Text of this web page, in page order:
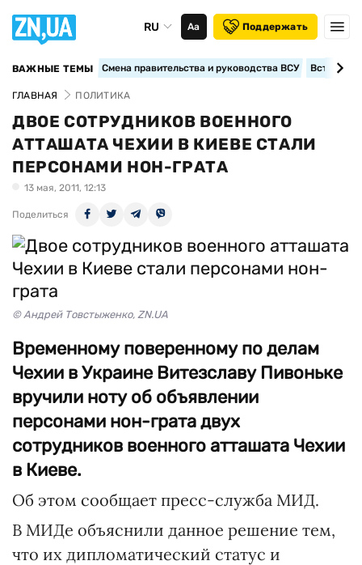
RU Аа Поддержать
ВАЖНЫЕ ТЕМЫ Смена правительства и руководства ВСУ
ГЛАВНАЯ ПОЛИТИКА
ДВОЕ СОТРУДНИКОВ ВОЕННОГО
АТТАШАТА ЧЕХИИ В КИЕВЕ СТАЛИ
ПЕРСОНАМИ НОН-ГРАТА
13 мая, 2011, 12:13
Поделиться
© Андрей Товстыженко, ZN.UA
Временному поверенному по делам
Чехии в Украине Витезславу Пивоньке
вручили ноту об объявлении
персонами нон-грата двух
сотрудников военного атташата Чехии
в Киеве.
Об этом сообщает пресс-служба МИД.
В МИДе объяснили данное решение тем,
что их дипломатический статус и